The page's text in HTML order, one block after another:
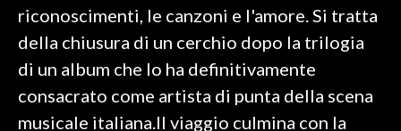
riconoscimenti, le canzoni e l'amore. Si tratta
della chiusura di un cerchio dopo la trilogia
di un album che lo ha definitivamente
consacrato come artista di punta della scena
musicale italiana.Il viaggio culmina con la